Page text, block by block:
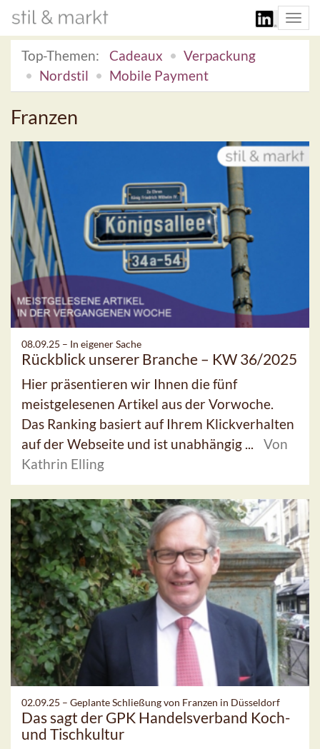
Top-Themen:
Cadeaux
Verpackung
Nordstil
Mobile Payment
Franzen
08.09.25 – In eigener Sache
Rückblick unserer Branche – KW 36/2025
Hier präsentieren wir Ihnen die fünf
meistgelesenen Artikel aus der Vorwoche.
Das Ranking basiert auf Ihrem Klickverhalten
auf der Webseite und ist unabhängig ...
Von
Kathrin Elling
02.09.25 – Geplante Schließung von Franzen in Düsseldorf
Das sagt der GPK Handelsverband Koch-
und Tischkultur